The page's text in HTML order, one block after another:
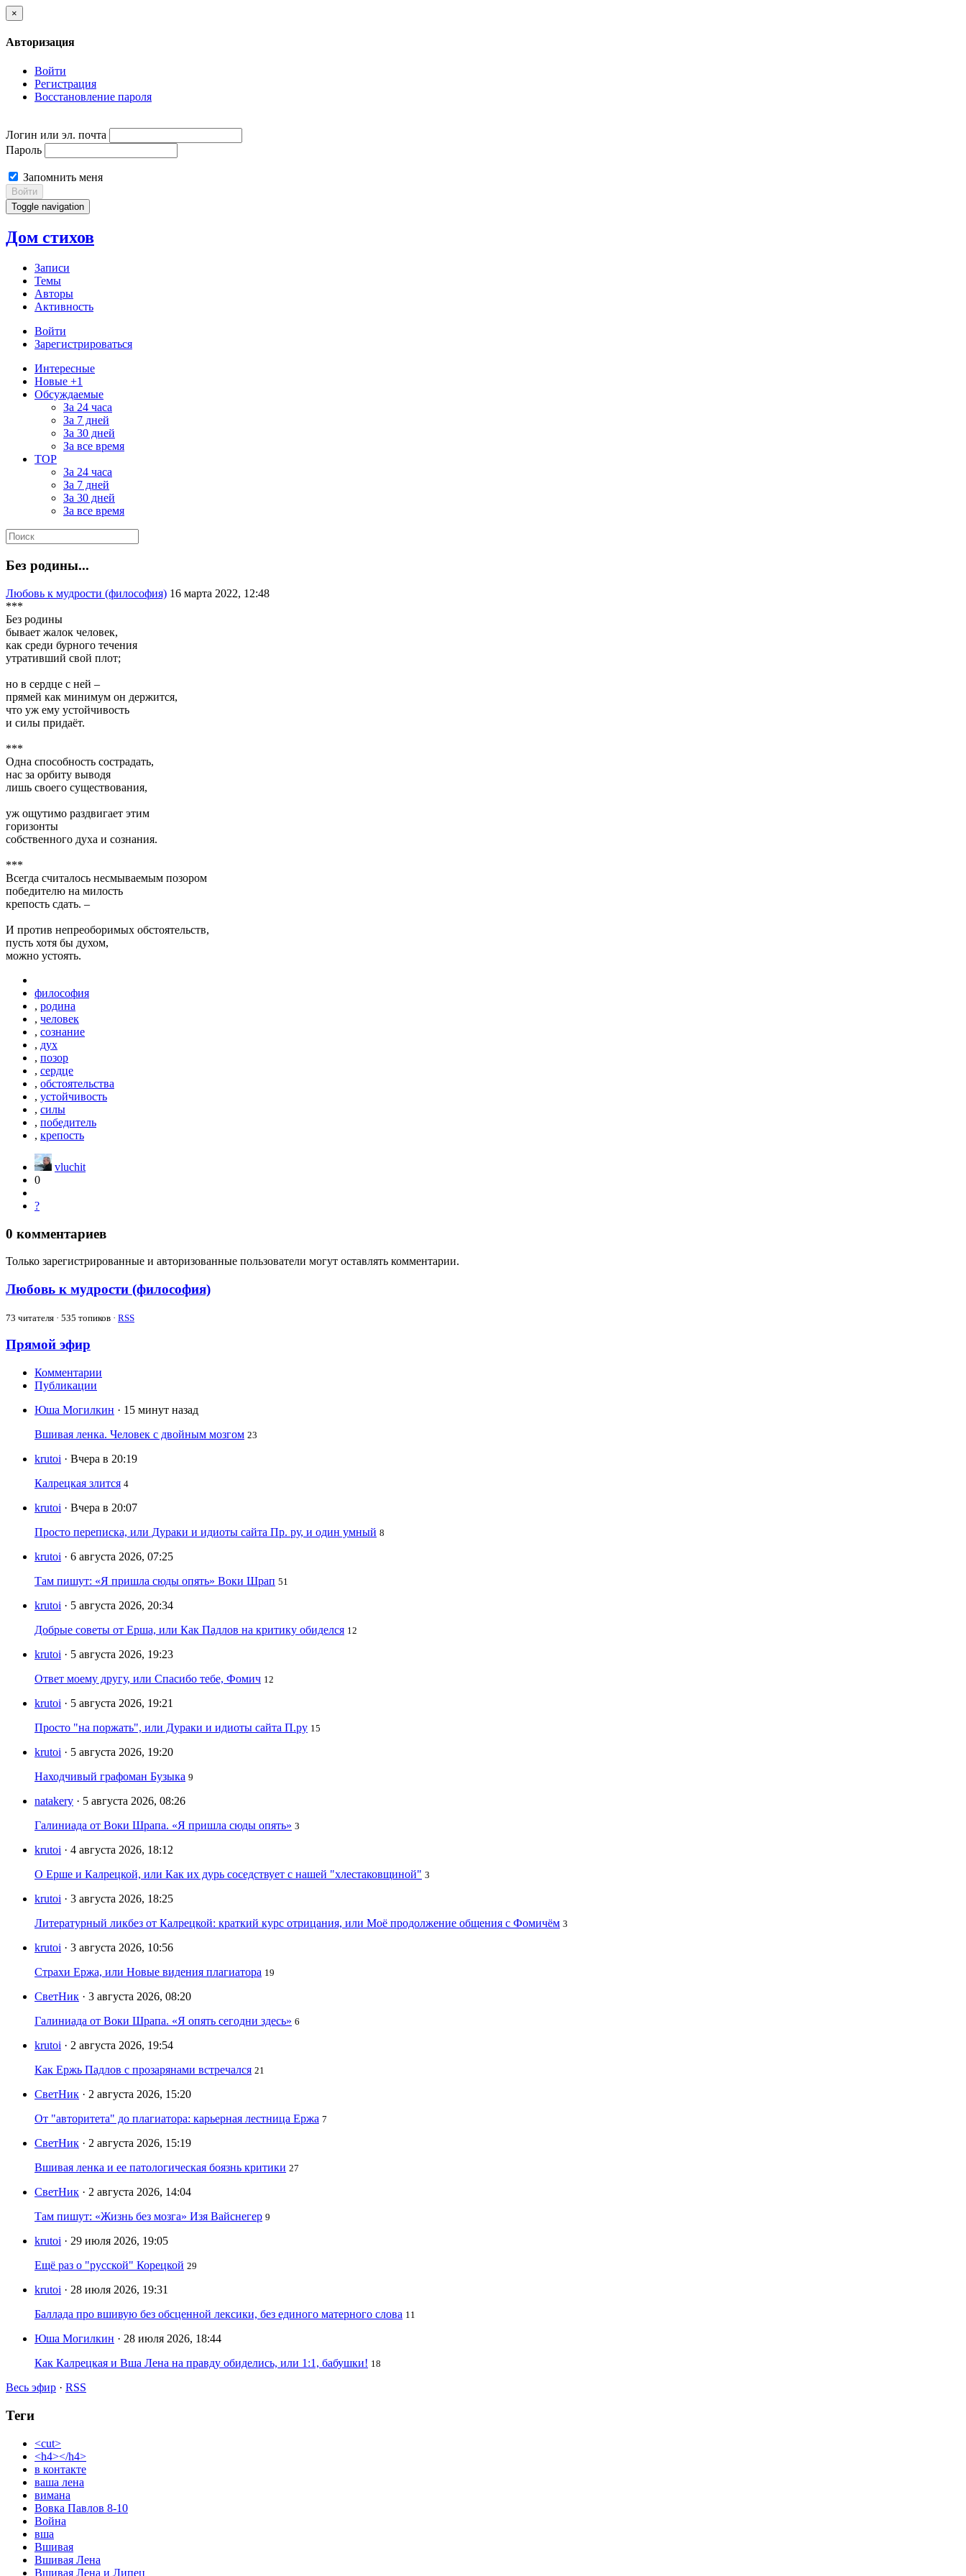
×
Авторизация
Войти
Регистрация
Восстановление пароля
Логин или эл. почта
Пароль
Запомнить меня
Войти
Toggle navigation
Дом стихов
Записи
Темы
Авторы
Активность
Войти
Зарегистрироваться
Интересные
Новые +1
Обсуждаемые
За 24 часа
За 7 дней
За 30 дней
За все время
TOP
За 24 часа
За 7 дней
За 30 дней
За все время
Без родины...
Любовь к мудрости (философия) 16 марта 2022, 12:48
***
Без родины
бывает жалок человек,
как среди бурного течения
утративший свой плот;
но в сердце с ней –
прямей как минимум он держится,
что уж ему устойчивость
и силы придаёт.
***
Одна способность сострадать,
нас за орбиту выводя
лишь своего существования,
уж ощутимо раздвигает этим
горизонты
собственного духа и сознания.
***
Всегда считалось несмываемым позором
победителю на милость
крепость сдать. –
И против непреоборимых обстоятельств,
пусть хотя бы духом,
можно устоять.
философия
, родина
, человек
, сознание
, дух
, позор
, сердце
, обстоятельства
, устойчивость
, силы
, победитель
, крепость
vluchit
0
?
0 комментариев
Только зарегистрированные и авторизованные пользователи могут оставлять комментарии.
Любовь к мудрости (философия)
73 читателя · 535 топиков · RSS
Прямой эфир
Комментарии
Публикации
Юша Могилкин · 15 минут назад
Вшивая ленка. Человек с двойным мозгом 23
krutoi · Вчера в 20:19
Калрецкая злится 4
krutoi · Вчера в 20:07
Просто переписка, или Дураки и идиоты сайта Пр. ру, и один умный 8
krutoi · 6 августа 2026, 07:25
Там пишут: «Я пришла сюды опять» Воки Шрап 51
krutoi · 5 августа 2026, 20:34
Добрые советы от Ерша, или Как Падлов на критику обиделся 12
krutoi · 5 августа 2026, 19:23
Ответ моему другу, или Спасибо тебе, Фомич 12
krutoi · 5 августа 2026, 19:21
Просто "на поржать", или Дураки и идиоты сайта П.ру 15
krutoi · 5 августа 2026, 19:20
Находчивый графоман Бузыка 9
natakery · 5 августа 2026, 08:26
Галиниада от Воки Шрапа. «Я пришла сюды опять» 3
krutoi · 4 августа 2026, 18:12
О Ерше и Калрецкой, или Как их дурь соседствует с нашей "хлестаковщиной" 3
krutoi · 3 августа 2026, 18:25
Литературный ликбез от Калрецкой: краткий курс отрицания, или Моё продолжение общения с Фомичём 3
krutoi · 3 августа 2026, 10:56
Страхи Ержа, или Новые видения плагиатора 19
СветНик · 3 августа 2026, 08:20
Галиниада от Воки Шрапа. «Я опять сегодни здесь» 6
krutoi · 2 августа 2026, 19:54
Как Ержь Падлов с прозарянами встречался 21
СветНик · 2 августа 2026, 15:20
От "авторитета" до плагиатора: карьерная лестница Ержа 7
СветНик · 2 августа 2026, 15:19
Вшивая ленка и ее патологическая боязнь критики 27
СветНик · 2 августа 2026, 14:04
Там пишут: «Жизнь без мозга» Изя Вайснегер 9
krutoi · 29 июля 2026, 19:05
Ещё раз о "русской" Корецкой 29
krutoi · 28 июля 2026, 19:31
Баллада про вшивую без обсценной лексики, без единого матерного слова 11
Юша Могилкин · 28 июля 2026, 18:44
Как Калрецкая и Вша Лена на правду обиделись, или 1:1, бабушки! 18
Весь эфир · RSS
Теги
<cut>
<h4></h4>
в контакте
ваша лена
вимана
Вовка Павлов 8-10
Война
вша
Вшивая
Вшивая Лена
Вшивая Лена и Липец